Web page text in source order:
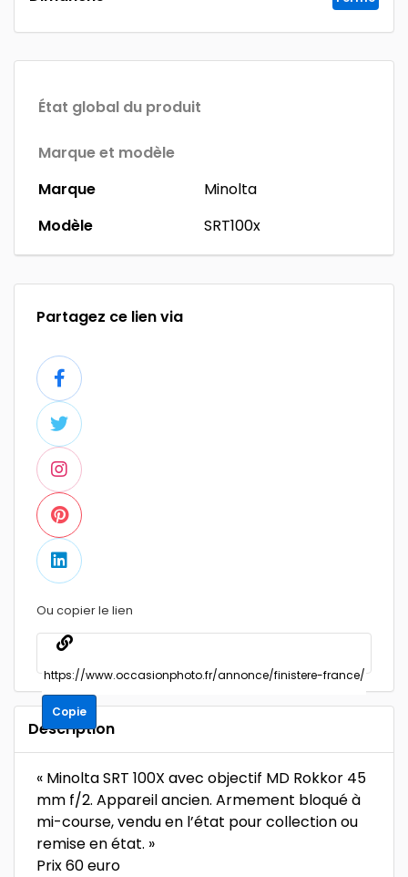
État global du produit
Marque et modèle
Marque
Minolta
Modèle
SRT100x
Partagez ce lien via
Ou copier le lien
Copie
Description
« Minolta SRT 100X avec objectif MD Rokkor 45
mm f/2. Appareil ancien. Armement bloqué à
mi-course, vendu en l’état pour collection ou
remise en état. »
Prix 60 euro